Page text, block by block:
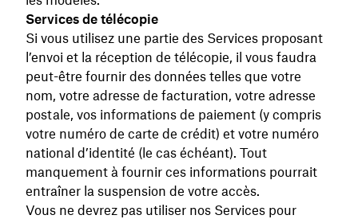
Services de télécopie
Si vous utilisez une partie des Services proposant
l’envoi et la réception de télécopie, il vous faudra
peut-être fournir des données telles que votre
nom, votre adresse de facturation, votre adresse
postale, vos informations de paiement (y compris
votre numéro de carte de crédit) et votre numéro
national d’identité (le cas échéant). Tout
manquement à fournir ces informations pourrait
entraîner la suspension de votre accès.
Vous ne devrez pas utiliser nos Services pour